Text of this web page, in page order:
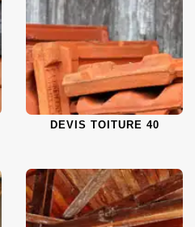
DEVIS TOITURE 40